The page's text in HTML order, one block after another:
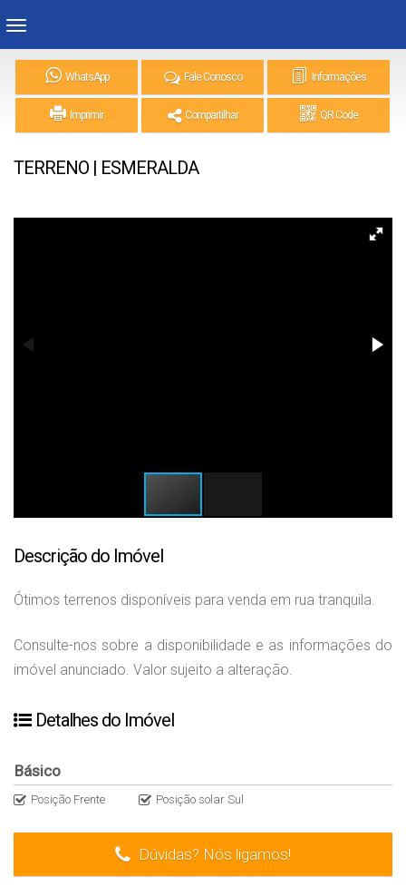
WhatsApp Fale Conosco Informações
Imprimir Compartilhar QR Code
TERRENO | ESMERALDA
Descrição do Imóvel
Ótimos terrenos disponíveis para venda em rua tranquila.
Consulte-nos sobre a disponibilidade e as informações do
imóvel anunciado. Valor sujeito a alteração.
Detalhes do Imóvel
Básico
Posição Frente Posição solar Sul
Dúvidas? Nós ligamos!